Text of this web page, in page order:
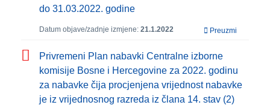
do 31.03.2022. godine
Datum objave/zadnje izmjene: 21.1.2022 Preuzmi
Privremeni Plan nabavki Centralne izborne
komisije Bosne i Hercegovine za 2022. godinu
za nabavke čija procjenjena vrijednost nabavke
je iz vrijednosnog razreda iz člana 14. stav (2)